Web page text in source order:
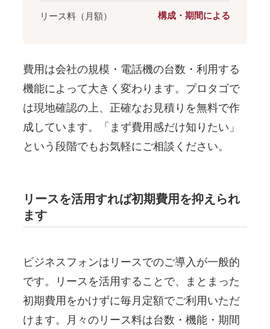
リース料（月額） 構成・期間による
費用は会社の規模・電話機の台数・利用する
機能によって大きく変わります。プロタゴで
は現地確認の上、正確なお見積りを無料で作
成しています。「まず費用感だけ知りたい」
という段階でもお気軽にご相談ください。
リースを活用すれば初期費用を抑えられ
ます
ビジネスフォンはリースでのご導入が一般的
です。リースを活用することで、まとまった
初期費用をかけずに毎月定額でご利用いただ
けます。月々のリース料は台数・機能・期間